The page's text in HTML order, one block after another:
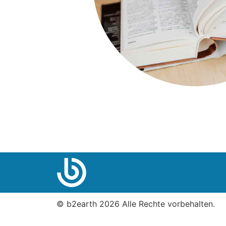
© b2earth 2026 Alle Rechte vorbehalten.